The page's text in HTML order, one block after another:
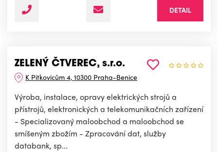
DETAIL
ZELENÝ ČTVEREC, s.r.o.
K Pitkovicům 4, 10300 Praha-Benice
Výroba, instalace, opravy elektrických strojů a
přístrojů, elektronických a telekomunikačních zařízení
- Specializovaný maloobchod a maloobchod se
smíšeným zbožím - Zpracování dat, služby
databank, sp...